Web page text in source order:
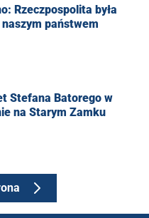
Rzeczpospolita była
państwem
Stefana Batorego w
na Starym Zamku